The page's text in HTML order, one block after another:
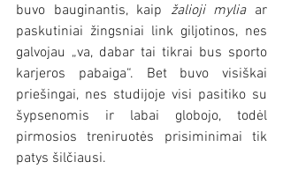
buvo bauginantis, kaip žalioji mylia ar
paskutiniai žingsniai link giljotinos, nes
galvojau „va, dabar tai tikrai bus sporto
karjeros pabaiga“. Bet buvo visiškai
priešingai, nes studijoje visi pasitiko su
šypsenomis ir labai globojo, todėl
pirmosios treniruotės prisiminimai tik
patys šilčiausi.